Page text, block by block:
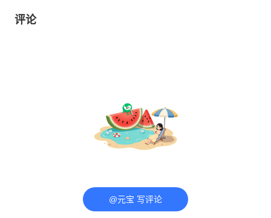
评论
@元宝 写评论